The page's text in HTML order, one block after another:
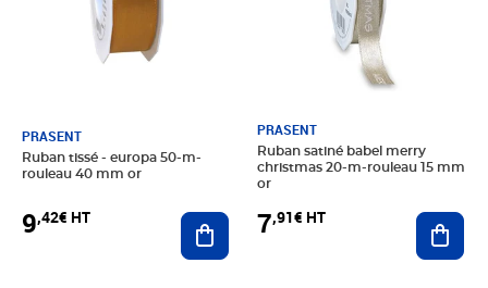
PRASENT
Ruban tissé - europa 50-m-
rouleau 40 mm or
9,42€ HT Ajouter au panier
PRASENT
Ruban satiné babel merry
christmas 20-m-rouleau 15 mm
or
7,91€ HT